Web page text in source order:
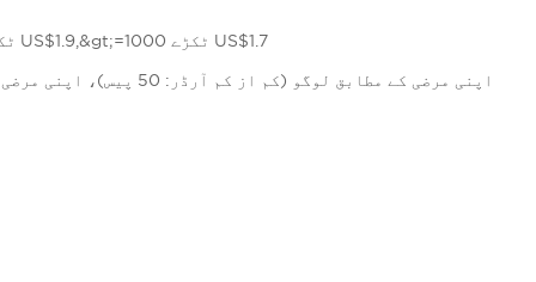
50-299 ٹکڑے US$2.0,300-999 ٹکڑے US$1.9,&gt;=1000 ٹکڑے US$1.7
اپنی مرضی کے مطابق لوگو (کم